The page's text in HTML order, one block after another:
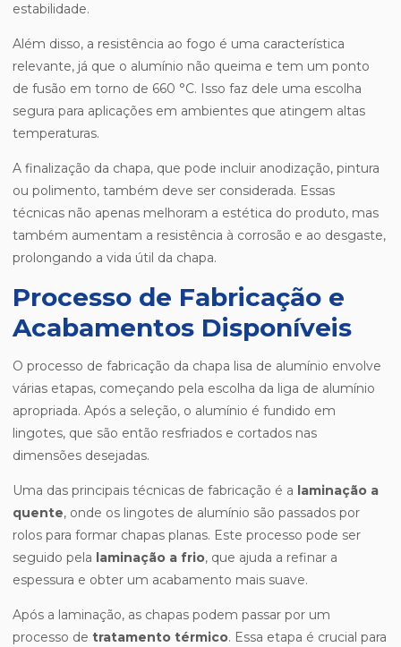
estabilidade.
Além disso, a resistência ao fogo é uma característica
relevante, já que o alumínio não queima e tem um ponto
de fusão em torno de 660 °C. Isso faz dele uma escolha
segura para aplicações em ambientes que atingem altas
temperaturas.
A finalização da chapa, que pode incluir anodização, pintura
ou polimento, também deve ser considerada. Essas
técnicas não apenas melhoram a estética do produto, mas
também aumentam a resistência à corrosão e ao desgaste,
prolongando a vida útil da chapa.
Processo de Fabricação e
Acabamentos Disponíveis
O processo de fabricação da chapa lisa de alumínio envolve
várias etapas, começando pela escolha da liga de alumínio
apropriada. Após a seleção, o alumínio é fundido em
lingotes, que são então resfriados e cortados nas
dimensões desejadas.
Uma das principais técnicas de fabricação é a laminação a
quente, onde os lingotes de alumínio são passados por
rolos para formar chapas planas. Este processo pode ser
seguido pela laminação a frio, que ajuda a refinar a
espessura e obter um acabamento mais suave.
Após a laminação, as chapas podem passar por um
processo de tratamento térmico. Essa etapa é crucial para